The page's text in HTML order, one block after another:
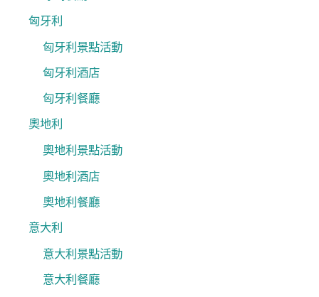
匈牙利
匈牙利景點活動
匈牙利酒店
匈牙利餐廳
奧地利
奧地利景點活動
奧地利酒店
奧地利餐廳
意大利
意大利景點活動
意大利餐廳